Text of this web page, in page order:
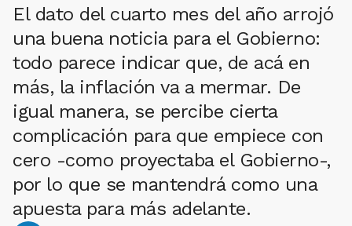
El dato del cuarto mes del año arrojó
una buena noticia para el Gobierno:
todo parece indicar que, de acá en
más, la inflación va a mermar. De
igual manera, se percibe cierta
complicación para que empiece con
cero -como proyectaba el Gobierno-,
por lo que se mantendrá como una
apuesta para más adelante.